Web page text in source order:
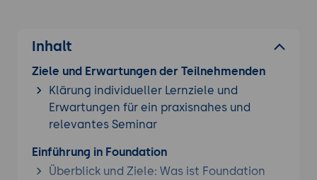
Inhalt
Ziele und Erwartungen der Teilnehmenden
Klärung individueller Lernziele und
Erwartungen für ein praxisnahes und
relevantes Seminar
Einführung in Foundation
Überblick und Ziele: Was ist Foundation